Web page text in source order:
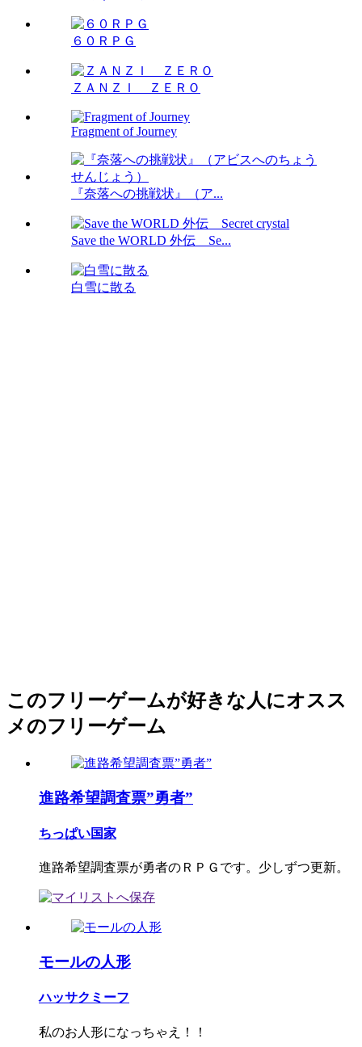
６０ＲＰＧ
ＺＡＮＺＩ ＺＥＲＯ
Fragment of Journey
『奈落への挑戦状』（ア...
Save the WORLD 外伝 Se...
白雪に散る
このフリーゲームが好きな人にオスス
メのフリーゲーム
進路希望調査票”勇者”
ちっぱい国家
進路希望調査票が勇者のＲＰＧです。少しずつ更新。
モールの人形
ハッサクミーフ
私のお人形になっちゃえ！！